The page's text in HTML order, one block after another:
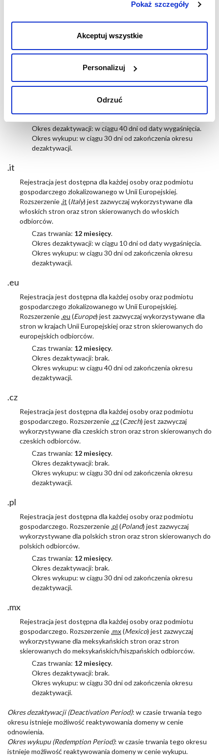
akceptujesz przechowywanie tylko niezbędnych plików
cookies.
Pokaż szczegóły
Akceptuj wszystkie
Personalizuj
Odrzuć
Czas trwania:12 miesięcy.
Okres dezaktywacji: w ciągu 40 dni od daty wygaśnięcia.
dezaktywacji.
Rejestracja jest dostępna dla każdej osoby oraz podmiotu
gospodarczego. Rozszerzenie
.info
Okres dezaktywacji: w ciągu 40 dni od daty wygaśnięcia.
Okres wykupu: w ciągu 30 dni od zakończenia okresu
dezaktywacji.
.it
Rejestracja jest dostępna dla każdej osoby oraz podmiotu
gospodarczego zlokalizowanego w Unii Europejskiej.
Rozszerzenie.it (Italy) jest zazwyczaj wykorzystywane dla
włoskich stron oraz stron skierowanych do włoskich
odbiorców.
Czas trwania: 12 miesięcy.
Okres dezaktywacji: w ciągu 10 dni od daty wygaśnięcia.
Okres wykupu: w ciągu 30 dni od zakończenia okresu
dezaktywacji.
.eu
Rejestracja jest dostępna dla każdej osoby oraz podmiotu
gospodarczego zlokalizowanego w Unii Europejskiej.
Rozszerzenie.eu (Europe) jest zazwyczaj wykorzystywane dla
stron w krajach Unii Europejskiej oraz stron skierowanych do
europejskich odbiorców.
Czas trwania: 12 miesięcy.
Okres dezaktywacji: brak.
Okres wykupu: w ciągu 40 dni od zakończenia okresu
dezaktywacji.
.cz
Rejestracja jest dostępna dla każdej osoby oraz podmiotu
gospodarczego. Rozszerzenie.cz(Czech) jest zazwyczaj
wykorzystywane dla czeskich stron oraz stron skierowanych do
czeskich odbiorców.
Czas trwania: 12 miesięcy.
Okres dezaktywacji: brak.
Okres wykupu: w ciągu 30 dni od zakończenia okresu
dezaktywacji.
.pl
Rejestracja jest dostępna dla każdej osoby oraz podmiotu
gospodarczego. Rozszerzenie.pl (Poland) jest zazwyczaj
wykorzystywane dla polskich stron oraz stron skierowanych do
polskich odbiorców.
Czas trwania: 12 miesięcy.
Okres dezaktywacji: brak.
Okres wykupu: w ciągu 30 dni od zakończenia okresu
dezaktywacji.
.mx
Rejestracja jest dostępna dla każdej osoby oraz podmiotu
gospodarczego. Rozszerzenie.mx(Mexico) jest zazwyczaj
wykorzystywane dla meksykańskich stron oraz stron
skierowanych do meksykańskich/hiszpańskich odbiorców.
Czas trwania: 12 miesięcy.
Okres dezaktywacji: brak.
Okres wykupu: w ciągu 30 dni od zakończenia okresu
dezaktywacji.
Okres dezaktywacji (Deactivation Period): w czasie trwania tego
okresu istnieje możliwość reaktywowania domeny w cenie
odnowienia.
Okres wykupu (Redemption Period): w czasie trwania tego okresu
istnieje możliwość reaktywowania domeny w cenie wykupu.